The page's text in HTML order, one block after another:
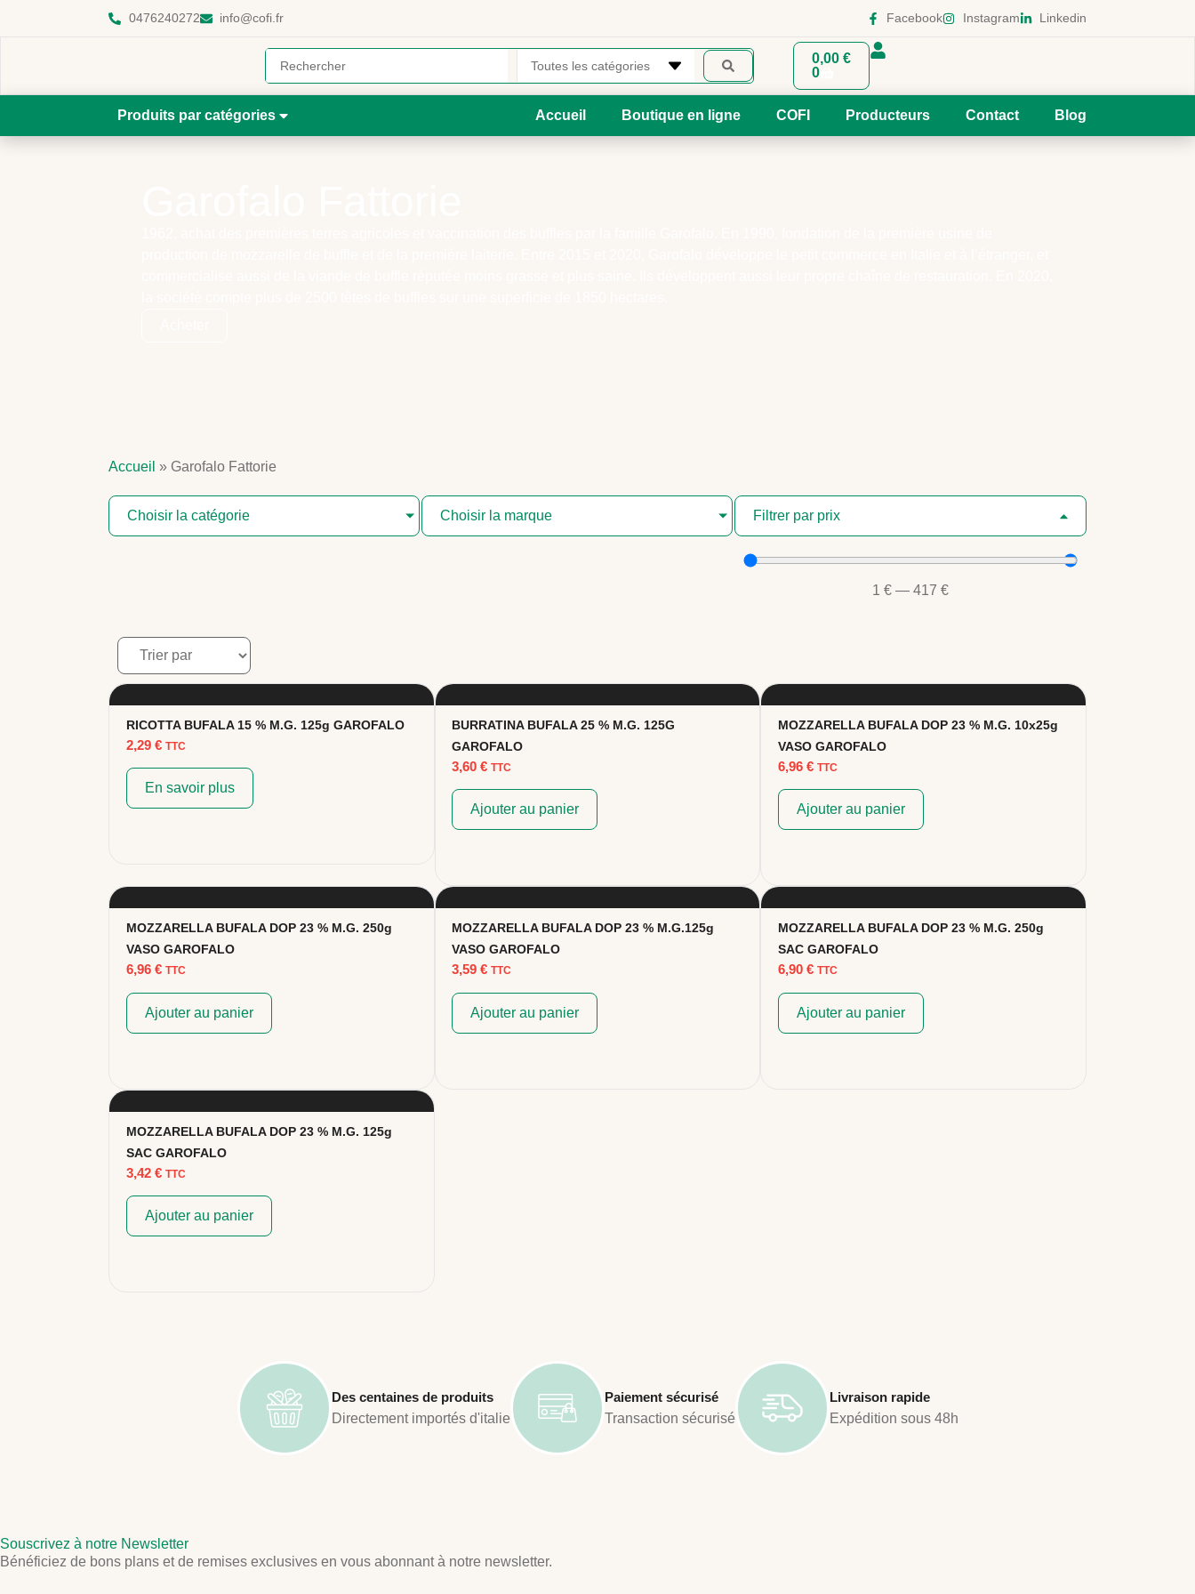
0476240272 info@cofi.fr Facebook Instagram Linkedin
0,00 €
0
Produits par catégories Accueil Boutique en ligne COFI Producteurs Contact Blog
Accueil » Garofalo Fattorie
Choisir la catégorie Choisir la marque Filtrer par prix
1 € — 417 €
RICOTTA BUFALA 15 % M.G. 125g GAROFALO
2,29 € TTC
En savoir plus
BURRATINA BUFALA 25 % M.G. 125G
GAROFALO
3,60€ TTC
Ajouter au panier
MOZZARELLA BUFALA DOP 23 % M.G. 10x25g
VASO GAROFALO
6,96 € TTC
Ajouter au panier
MOZZARELLA BUFALA DOP 23 % M.G. 250g
VASO GAROFALO
6,96 € TTC
Ajouter au panier
MOZZARELLA BUFALA DOP 23 % M.G.125g
VASO GAROFALO
3,59€ TTC
Ajouter au panier
MOZZARELLA BUFALA DOP 23 % M.G. 250g
SAC GAROFALO
6,90 € TTC
Ajouter au panier
MOZZARELLA BUFALA DOP 23 % M.G. 125g
SAC GAROFALO
3,42 € TTC
Ajouter au panier
Des centaines de produits
Directement importés d'italie
Paiement sécurisé
Transaction sécurisé
Livraison rapide
Expédition sous 48h
Souscrivez à notre Newsletter
Bénéficiez de bons plans et de remises exclusives en vous abonnant à notre newsletter.